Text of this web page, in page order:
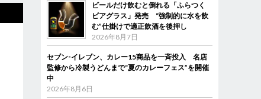
ビールだけ飲むと倒れる「ふらつく
ビアグラス」発売 “強制的に水を飲
む”仕掛けで適正飲酒を後押し
2026年8月7日
セブン‐イレブン、カレー15商品を一斉投入 名店
監修から冷製うどんまで“夏のカレーフェス”を開催
中
2026年8月6日